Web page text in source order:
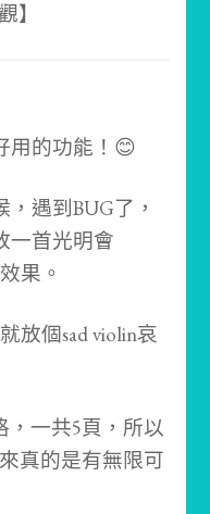
用的功能！😊
遇到BUG了，
一首光明會
果。
放個sad violin哀
，一共5頁，所以
真的是有無限可